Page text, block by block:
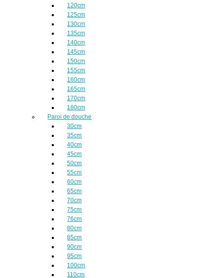
120cm
125cm
130cm
135cm
140cm
145cm
150cm
155cm
160cm
165cm
170cm
180cm
Paroi de douche
30cm
35cm
40cm
45cm
50cm
55cm
60cm
65cm
70cm
75cm
76cm
80cm
85cm
90cm
95cm
100cm
110cm